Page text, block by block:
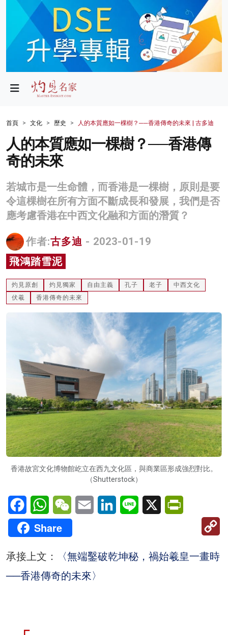
政局
財經
生活
健康
商業
科技
影片
名家榜
灼見活動
關於我們
首頁 文化 歷史 人的本質應如一棵樹？──香港傳奇的未來 | 古多迪
人的本質應如一棵樹？──香港傳
奇的未來
若城市是一生命體，而香港是一棵樹，原則是要
令這棵樹在所有方面不斷成長和發展，我們是否
應考慮香港在中西文化融和方面的潛質？
作者:古多迪 - 2023-01-19
飛鴻踏雪泥
灼見原創 灼見獨家 自由主義 孔子 老子
中西文化
伏羲
香港傳奇的未來
香港故宮文化博物館屹立在西九文化區，與商業區形成強烈對比。
（Shutterstock）
FacebookWhatsAppWeChatEmail LinkedInLine X
Share
承接上文：
〈無端鑿破乾坤秘，禍始羲皇一畫時
──香港傳奇的未來〉